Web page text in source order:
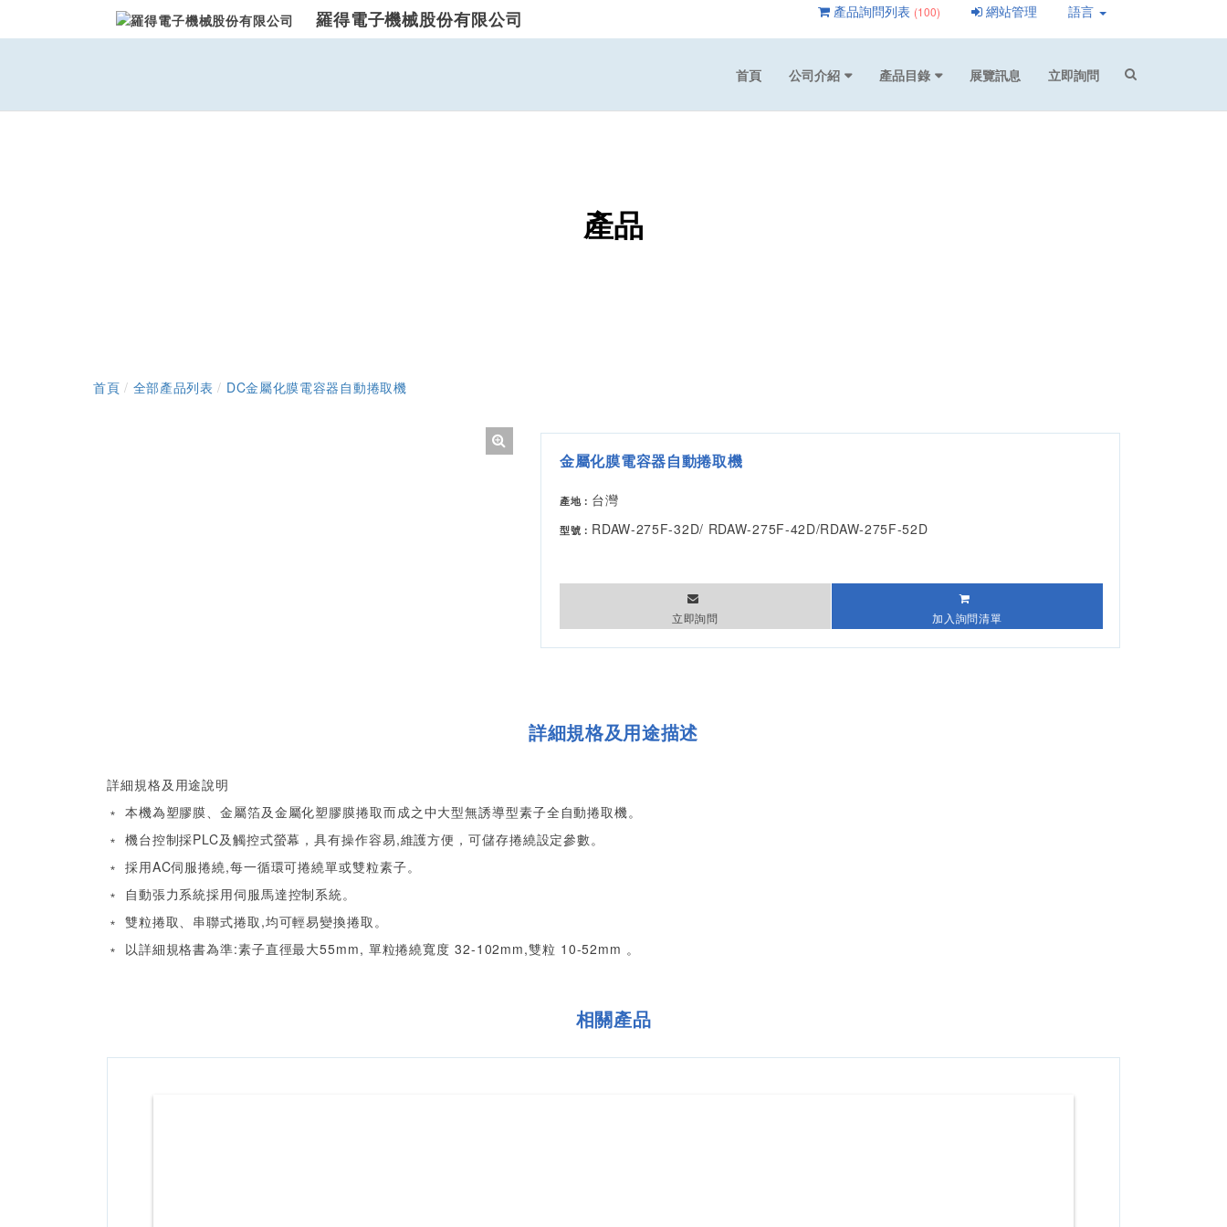
羅得電子機械股份有限公司 產品詢問列表 (100) 網站管理 語言
首頁 公司介紹 產品目錄 展覽訊息 立即詢問
產品
首頁 / 全部產品列表 / DC金屬化膜電容器自動捲取機
金屬化膜電容器自動捲取機
產地： 台灣
型號： RDAW-275F-32D/ RDAW-275F-42D/RDAW-275F-52D
立即詢問 加入詢問清單
詳細規格及用途描述
詳細規格及用途說明
﹡ 本機為塑膠膜、金屬箔及金屬化塑膠膜捲取而成之中大型無誘導型素子全自動捲取機。
﹡ 機台控制採PLC及觸控式螢幕，具有操作容易,維護方便，可儲存捲繞設定參數。
﹡ 採用AC伺服捲繞,每一循環可捲繞單或雙粒素子。
﹡ 自動張力系統採用伺服馬達控制系統。
﹡ 雙粒捲取、串聯式捲取,均可輕易變換捲取。
﹡ 以詳細規格書為準:素子直徑最大55mm, 單粒捲繞寬度 32-102mm,雙粒 10-52mm 。
相關產品